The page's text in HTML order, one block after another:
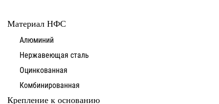
Материал НФС
Алюминий
Нержавеющая сталь
Оцинкованная
Комбинированная
Крепление к основанию